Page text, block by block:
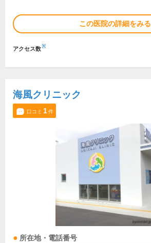
この医院の詳細をみる
アクセス数※
海風クリニック
口コミ 1件
所在地・電話番号